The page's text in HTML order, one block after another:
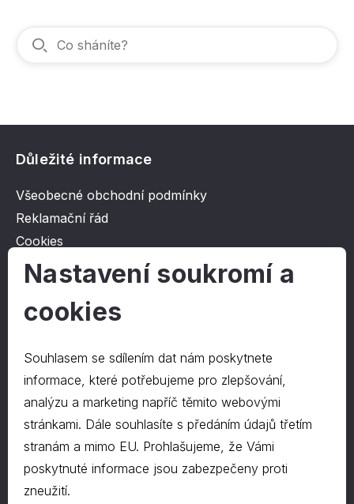
Důležité informace
Všeobecné obchodní podmínky
Reklamační řád
Cookies
Ochrana osobních údajů
O společnosti
Kontakt
O nás
Kontakty
577 222 666
©2024 PD-HRAPA s.r.o.
Nastavení soukromí a
cookies
Souhlasem se sdílením dat nám poskytnete
informace, které potřebujeme pro zlepšování,
analýzu a marketing napříč těmito webovými
stránkami. Dále souhlasíte s předáním údajů třetím
stranám a mimo EU. Prohlašujeme, že Vámi
poskytnuté informace jsou zabezpečeny proti
zneužití.